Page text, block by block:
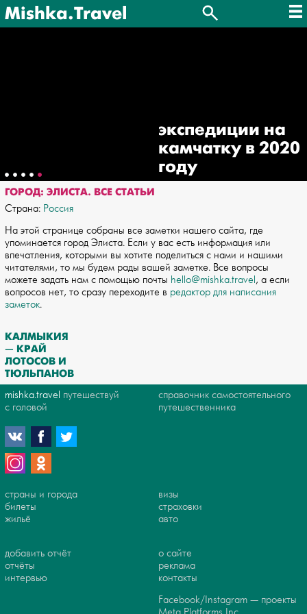
Mishka.Travel
экспедиции на
камчатку в 2020
году
ГОРОД: ЭЛИСТА. ВСЕ СТАТЬИ
Страна: Россия
На этой странице собраны все заметки нашего сайта, где
упоминается город Элиста. Если у вас есть информация или
впечатления, которыми вы хотите поделиться с нами и нашими
читателями, то мы будем рады вашей заметке. Все вопросы
можете задать нам с помощью почты hello@mishka.travel, а если
вопросов нет, то сразу переходите в редактор для написания
заметок.
КАЛМЫКИЯ
— КРАЙ
ЛОТОСОВ И
ТЮЛЬПАНОВ
mishka.travel путешествуй
с головой
справочник самостоятельного
путешественника
страны и города
билеты
жильё
визы
страховки
авто
добавить отчёт
отчёты
интервью
о сайте
реклама
контакты
Facebook/Instagram — проекты